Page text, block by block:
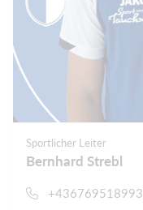
Sportlicher Leiter
Bernhard Strebl
+436769518993